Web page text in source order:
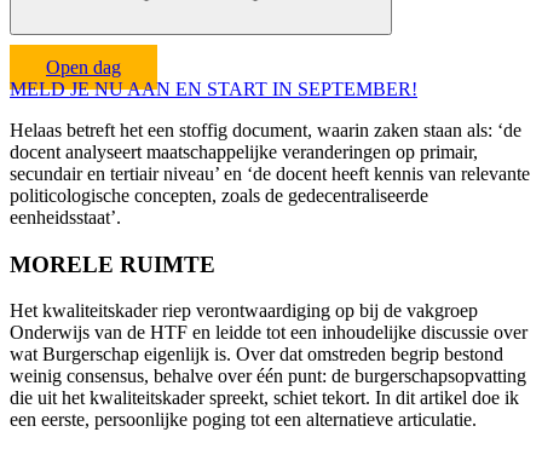
Open dag
MELD JE NU AAN EN START IN SEPTEMBER!
Helaas betreft het een stoffig document, waarin zaken staan als: ‘de
docent analyseert maatschappelijke veranderingen op primair,
secundair en tertiair niveau’ en ‘de docent heeft kennis van relevante
politicologische concepten, zoals de gedecentraliseerde
eenheidsstaat’.
MORELE RUIMTE
Het kwaliteitskader riep verontwaardiging op bij de vakgroep
Onderwijs van de HTF en leidde tot een inhoudelijke discussie over
wat Burgerschap eigenlijk is. Over dat omstreden begrip bestond
weinig consensus, behalve over één punt: de burgerschapsopvatting
die uit het kwaliteitskader spreekt, schiet tekort. In dit artikel doe ik
een eerste, persoonlijke poging tot een alternatieve articulatie.